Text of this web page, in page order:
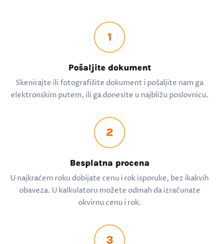
1
Pošaljite dokument
Skenirajte ili fotografišite dokument i pošaljite nam ga
elektronskim putem, ili ga donesite u najbližu poslovnicu.
2
Besplatna procena
U najkraćem roku dobijate cenu i rok isporuke, bez ikakvih
obaveza. U kalkulatoru možete odmah da izračunate
okvirnu cenu i rok.
3